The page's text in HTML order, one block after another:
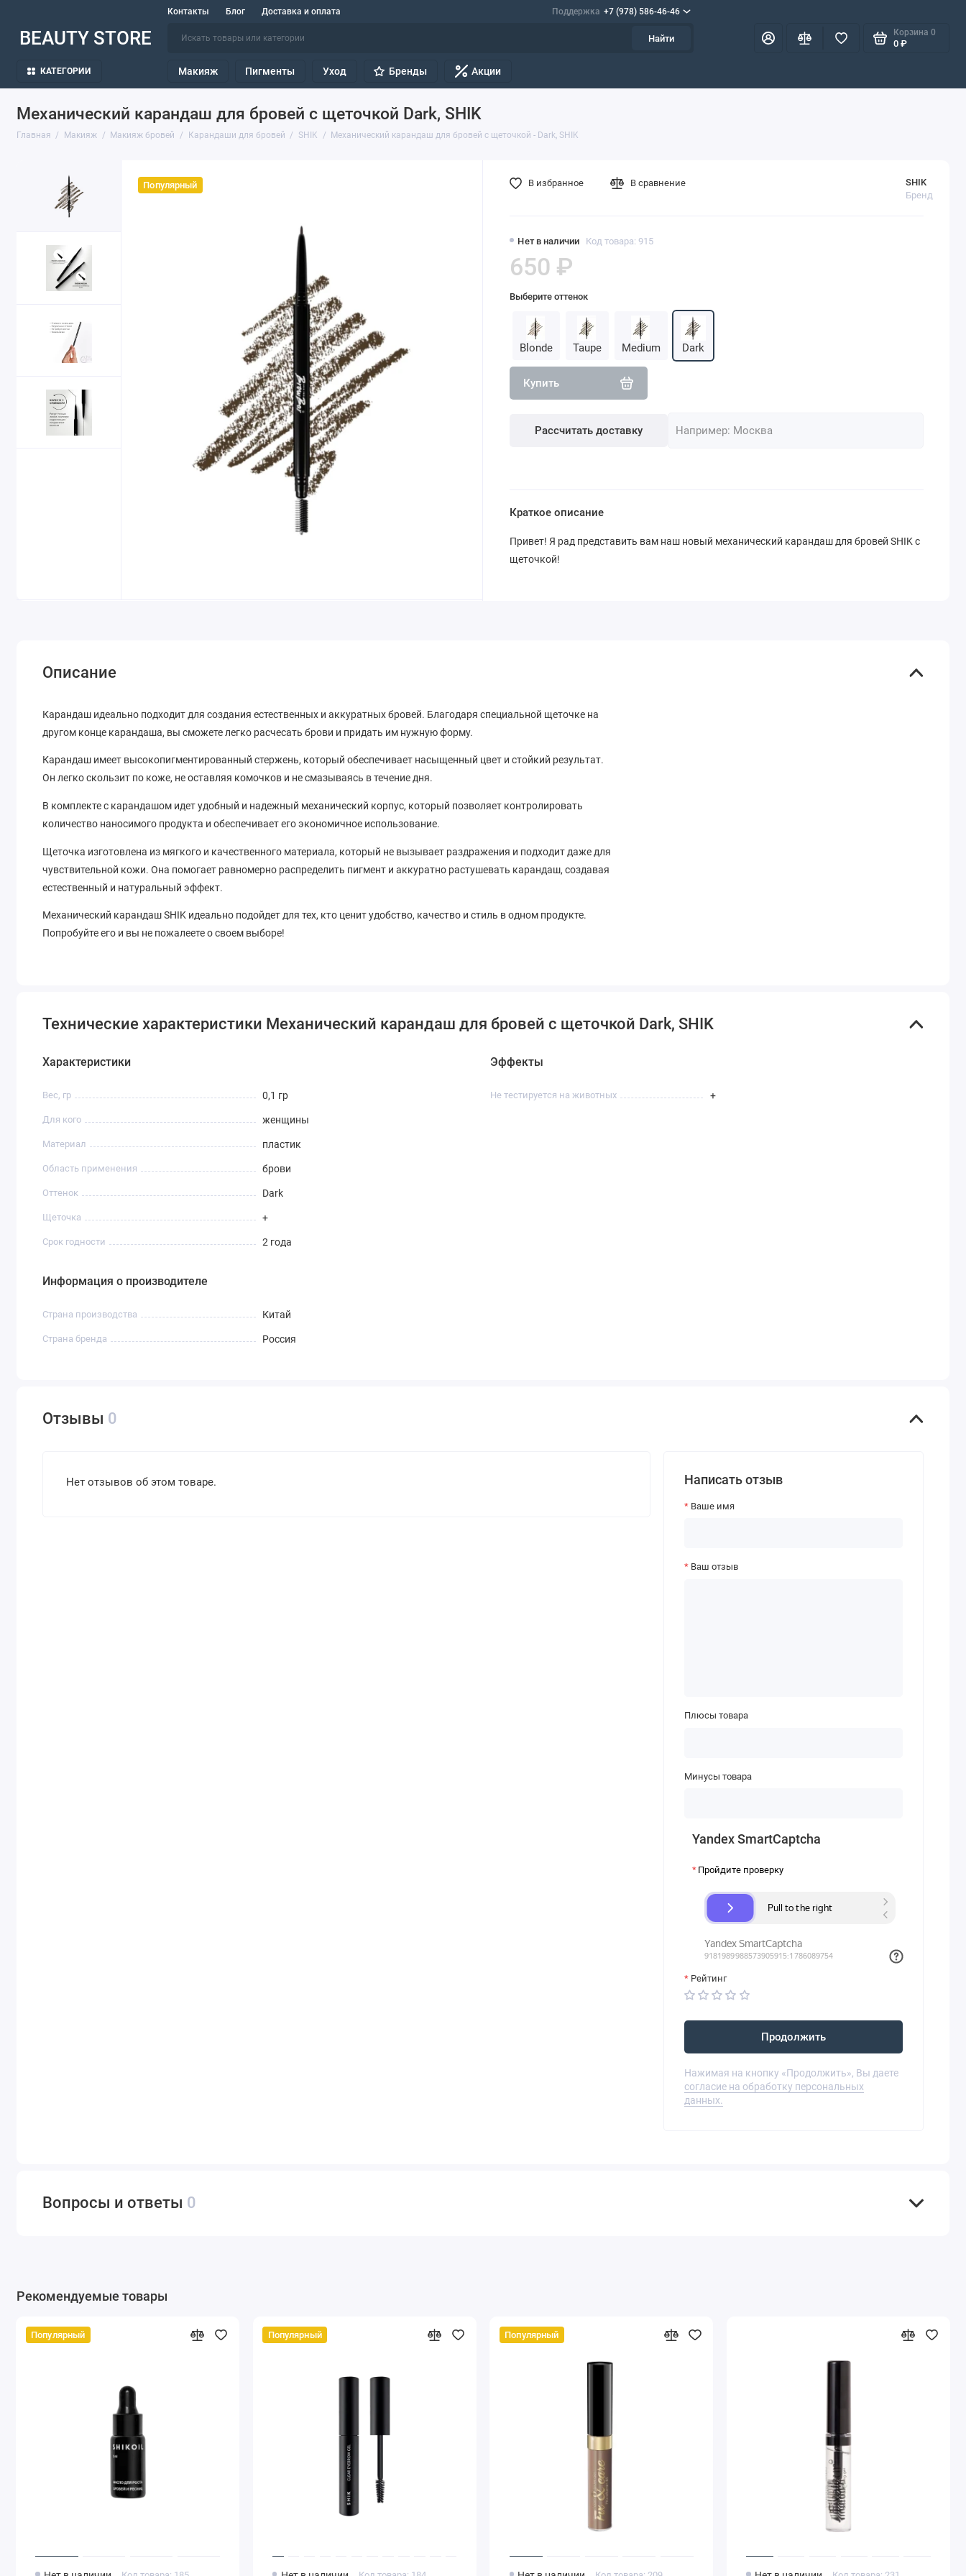
Контакты Блог Доставка и оплата Поддержка +7 (978) 586-46-46
BEAUTY STORE Найти
Корзина 0
0 ₽
КАТЕГОРИИ Макияж Пигменты Уход Бренды Акции
Механический карандаш для бровей с щеточкой Dark, SHIK
Главная Макияж Макияж бровей Карандаши для бровей SHIK Механический карандаш для бровей с щеточкой - Dark, SHIK
Популярный
Нет в наличии Код товара: 915
SHIK
Бренд
650 ₽
Выберите оттенок
Blonde Taupe Medium Dark
Купить
Рассчитать доставку
В избранное В сравнение
Краткое описание
Привет! Я рад представить вам наш новый механический карандаш для бровей SHIK с
щеточкой!
Описание
Карандаш идеально подходит для создания естественных и аккуратных бровей. Благодаря специальной щеточке на
другом конце карандаша, вы сможете легко расчесать брови и придать им нужную форму.
Карандаш имеет высокопигментированный стержень, который обеспечивает насыщенный цвет и стойкий результат.
Он легко скользит по коже, не оставляя комочков и не смазываясь в течение дня.
В комплекте с карандашом идет удобный и надежный механический корпус, который позволяет контролировать
количество наносимого продукта и обеспечивает его экономичное использование.
Щеточка изготовлена из мягкого и качественного материала, который не вызывает раздражения и подходит даже для
чувствительной кожи. Она помогает равномерно распределить пигмент и аккуратно растушевать карандаш, создавая
естественный и натуральный эффект.
Механический карандаш SHIK идеально подойдет для тех, кто ценит удобство, качество и стиль в одном продукте.
Попробуйте его и вы не пожалеете о своем выборе!
Технические характеристики Механический карандаш для бровей с щеточкой Dark, SHIK
Характеристики
Вес, гр 0,1 гр
Для кого женщины
Материал пластик
Область применения брови
Оттенок Dark
Щеточка +
Срок годности 2 года
Эффекты
Не тестируется на животных +
Информация о производителе
Страна производства Китай
Страна бренда Россия
Отзывы 0
Нет отзывов об этом товаре. Написать отзыв
Ваше имя
Ваш отзыв
Плюсы товара
Минусы товара
Yandex SmartCaptcha
Пройдите проверку
Рейтинг
Продолжить
Нажимая на кнопку «Продолжить», Вы даете
согласие на обработку персональных
данных.
Вопросы и ответы 0
Рекомендуемые товары
Популярный Популярный Популярный